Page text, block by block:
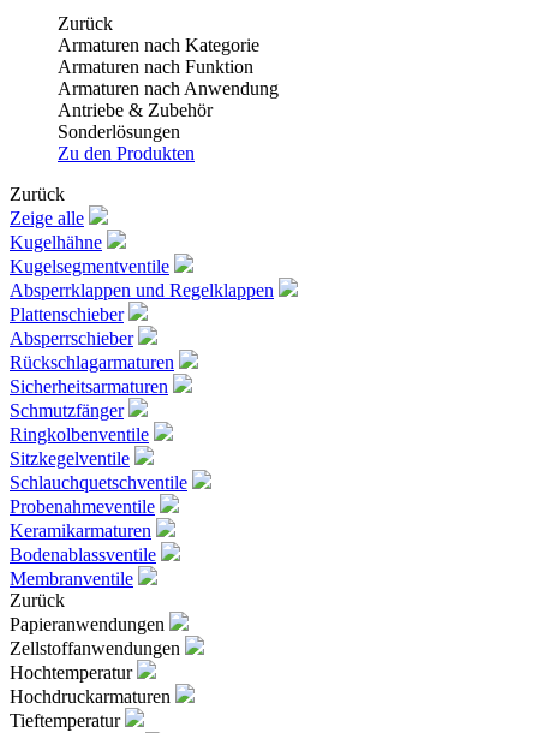
Zurück
Armaturen nach Kategorie
Armaturen nach Funktion
Armaturen nach Anwendung
Antriebe & Zubehör
Sonderlösungen
Zu den Produkten
Zurück
Zeige alle
Kugelhähne
Kugelsegmentventile
Absperrklappen und Regelklappen
Plattenschieber
Absperrschieber
Rückschlagarmaturen
Sicherheitsarmaturen
Schmutzfänger
Ringkolbenventile
Sitzkegelventile
Schlauchquetschventile
Probenahmeventile
Keramikarmaturen
Bodenablassventile
Membranventile
Zurück
Papieranwendungen
Zellstoffanwendungen
Hochtemperatur
Hochdruckarmaturen
Tieftemperatur